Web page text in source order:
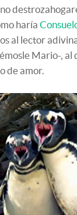
haría
al lector
Mario-, al
de amor.